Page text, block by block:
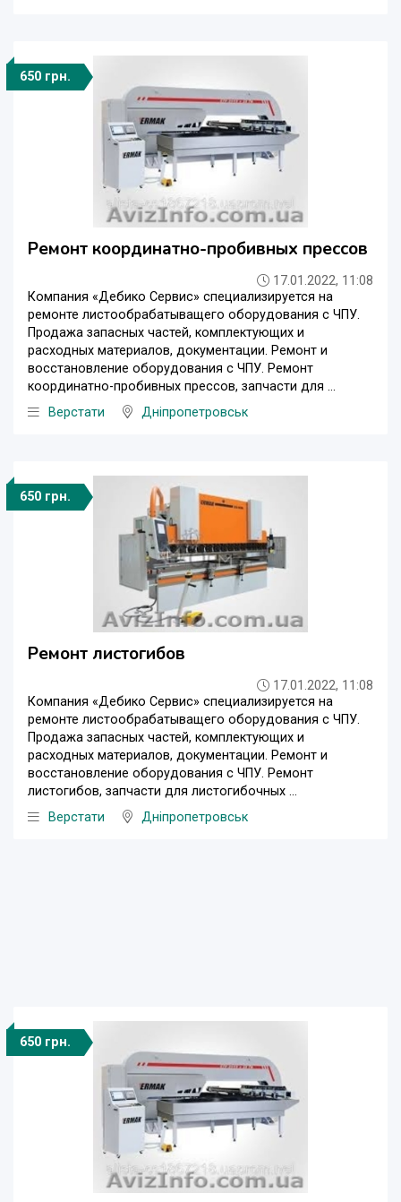
650 грн.
Ремонт координатно-пробивных прессов
17.01.2022, 11:08
Компания «Дебико Сервис» специализируется на
ремонте листообрабатыващего оборудования с ЧПУ.
Продажа запасных частей, комплектующих и
расходных материалов, документации. Ремонт и
восстановление оборудования с ЧПУ. Ремонт
координатно-пробивных прессов, запчасти для ...
Верстати
Дніпропетровськ
650 грн.
Ремонт листогибов
17.01.2022, 11:08
Компания «Дебико Сервис» специализируется на
ремонте листообрабатыващего оборудования с ЧПУ.
Продажа запасных частей, комплектующих и
расходных материалов, документации. Ремонт и
восстановление оборудования с ЧПУ. Ремонт
листогибов, запчасти для листогибочных ...
Верстати
Дніпропетровськ
650 грн.